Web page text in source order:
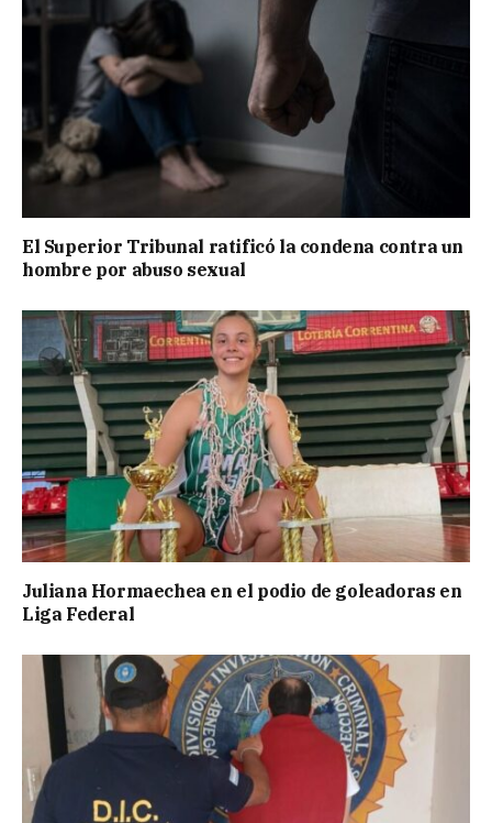
El Superior Tribunal ratificó la condena contra un
hombre por abuso sexual
Juliana Hormaechea en el podio de goleadoras en
Liga Federal